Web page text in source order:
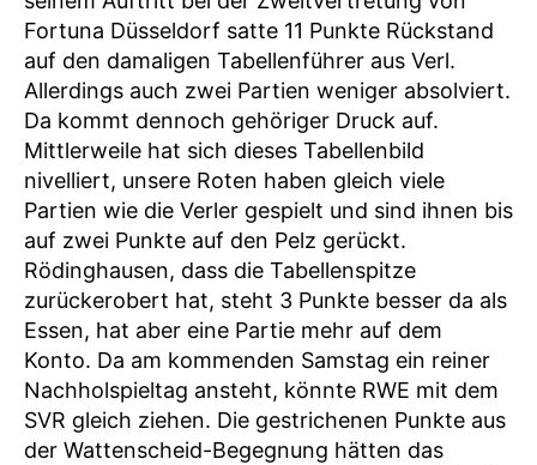
Fortuna Düsseldorf satte 11 Punkte Rückstand
auf den damaligen Tabellenführer aus Verl.
Allerdings auch zwei Partien weniger absolviert.
Da kommt dennoch gehöriger Druck auf.
Mittlerweile hat sich dieses Tabellenbild
nivelliert, unsere Roten haben gleich viele
Partien wie die Verler gespielt und sind ihnen bis
auf zwei Punkte auf den Pelz gerückt.
Rödinghausen, dass die Tabellenspitze
zurückerobert hat, steht 3 Punkte besser da als
Essen, hat aber eine Partie mehr auf dem
Konto. Da am kommenden Samstag ein reiner
Nachholspieltag ansteht, könnte RWE mit dem
SVR gleich ziehen. Die gestrichenen Punkte aus
der Wattenscheid-Begegnung hätten das